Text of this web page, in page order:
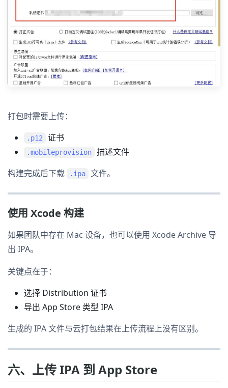
打包时需要上传：
.p12 证书
.mobileprovision
描述文件
构建完成后下载
.ipa 文件。
使用 Xcode 构建
如果团队中存在 Mac 设备，也可以使用 Xcode Archive 导
出 IPA。
关键点在于：
选择 Distribution 证书
导出 App Store 类型 IPA
生成的 IPA 文件与云打包结果在上传流程上没有区别。
六、上传 IPA 到 App Store